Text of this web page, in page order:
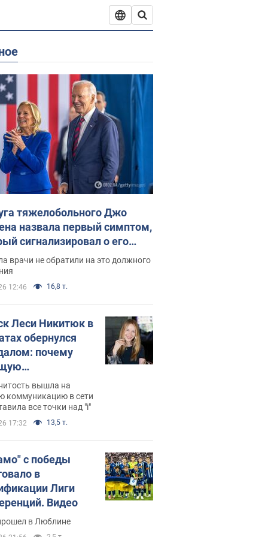
тяжелобольного Джо
назвала первый симптом,
сигнализировал о его
раке
врачи не обратили на это должного
12:46 16,8 т.
Леси Никитюк в
обернулся
почему
вышла на
коммуникацию в сети
все точки над "i"
17:32 13,5 т.
с победы
в
Лиги
Видео
в Люблине